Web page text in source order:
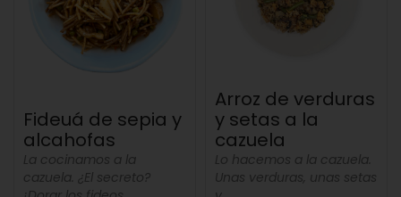
Fideuá de sepia y
alcahofas
La cocinamos a la
cazuela. ¿El secreto?
Arroz de verduras
y setas a la
cazuela
Lo hacemos a la cazuela.
Unas verduras, unas setas